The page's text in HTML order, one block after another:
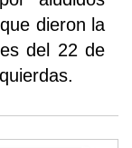
dieron la
del 22 de